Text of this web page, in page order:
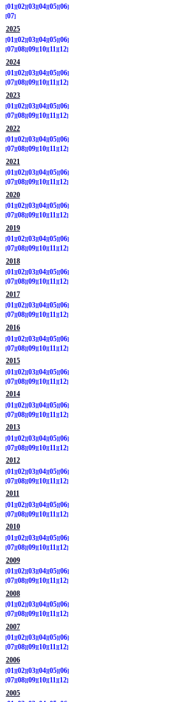
01
02 03 04 05 06
07
2025
01
02 03 04 05 06
07 08 09 10 11
12
2024
01
02 03 04 05 06
07 08 09 10 11
12
2023
01
02 03 04 05 06
07 08 09 10 11
12
2022
01
02 03 04 05 06
07 08 09 10 11
12
2021
01
02 03 04 05 06
07 08 09 10 11
12
2020
01
02 03 04 05 06
07 08 09 10 11
12
2019
01
02 03 04 05 06
07 08 09 10 11
12
2018
01 02 03 04 05 06
07 08 09 10 11 12
2017
01 02 03 04 05 06
07 08 09 10 11 12
2016
01
02 03 04 05 06
07 08 09 10 11
12
2015
01
02 03 04 05 06
07 08 09 10 11
12
2014
01
02 03 04 05 06
07 08 09 10 11
12
2013
01
02 03 04 05 06
07 08 09 10 11
12
2012
01
02 03 04 05 06
07 08 09 10 11
12
2011
01
02 03 04 05 06
07 08 09 10 11
12
2010
01
02 03 04 05 06
07 08 09 10 11
12
2009
01
02 03 04 05 06
07 08 09 10 11
12
2008
01
02 03 04 05 06
07 08 09 10 11
12
2007
01
02 03 04 05 06
07 08 09 10 11
12
2006
01
02 03 04 05 06
07 08 09 10 11
12
2005